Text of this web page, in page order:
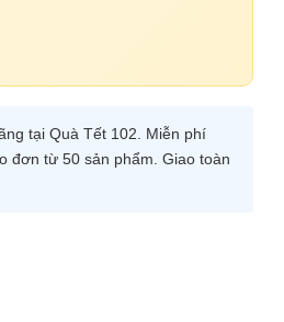
tại Quà Tết 102. Miễn phí
đơn từ 50 sản phẩm. Giao toàn